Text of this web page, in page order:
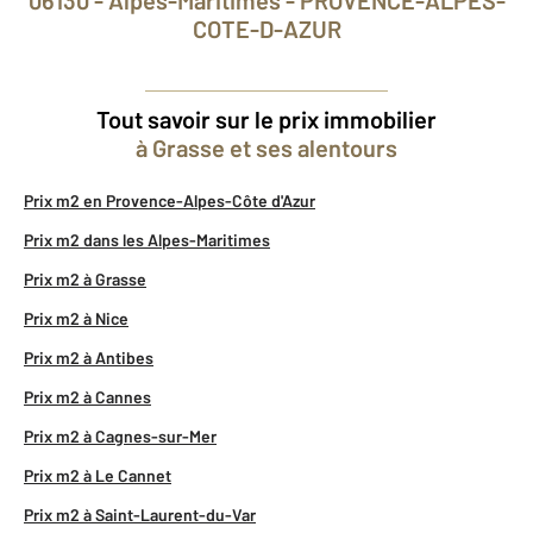
COTE-D-AZUR
Tout savoir sur le prix immobilier
à Grasse et ses alentours
Prix m2 en Provence-Alpes-Côte d'Azur
Prix m2 dans les Alpes-Maritimes
Prix m2 à Grasse
Prix m2 à Nice
Prix m2 à Antibes
Prix m2 à Cannes
Prix m2 à Cagnes-sur-Mer
Prix m2 à Le Cannet
Prix m2 à Saint-Laurent-du-Var